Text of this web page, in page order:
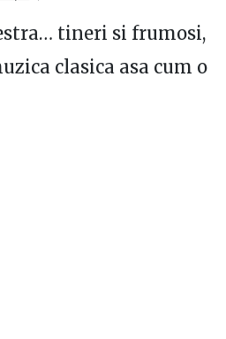
tineri si frumosi,
clasica asa cum o